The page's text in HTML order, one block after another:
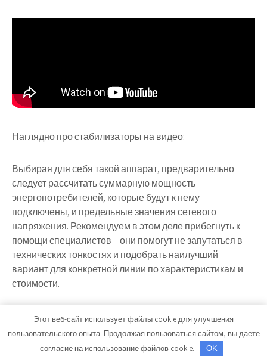
Наглядно про стабилизаторы на видео:
Выбирая для себя такой аппарат, предварительно
следует рассчитать суммарную мощность
энергопотребителей, которые будут к нему
подключены, и предельные значения сетевого
напряжения. Рекомендуем в этом деле прибегнуть к
помощи специалистов – они помогут не запутаться в
технических тонкостях и подобрать наилучший
вариант для конкретной линии по характеристикам и
стоимости.
Источники бесперебойного питания
Теперь поговорим об этих, ранее упомянутых нами,
устройствах. Иногда неопытные пользователи путают
их со стабилизаторами напряжения, но это совсем не
Этот веб-сайт использует файлы cookie для улучшения
пользовательского опыта. Продолжая пользоваться сайтом, вы даете
согласие на использование файлов cookie.
OK